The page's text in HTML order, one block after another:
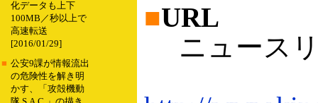
化データも上下
100MB／秒以上で
高速転送
[2016/01/29]
■ 公安9課が情報流出
の危険性を解き明
かす、「攻殻機動
■URL
ニュース